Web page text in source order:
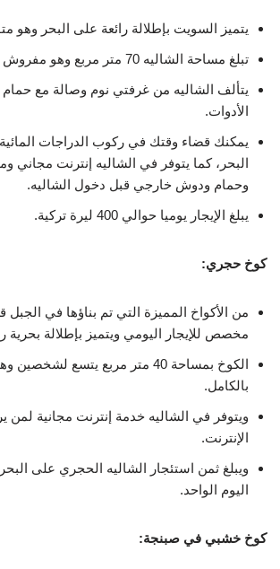
يتميز السويت بإطلالة رائعة على البحر وهو
تبلغ مساحة الشاليه 70 متر مربع وهو مفروش ومجهز تجهيزا كاملا.
يتألف الشاليه من غرفتي نوم وصالة مع
الأدوات.
يمكنك قضاء وقتك في ركوب الدراجات
البحر، كما يتوفر في الشاليه إنترنت مجاني
وحمام ودوش خارجي قبل دخول الشاليه.
يبلغ الإيجار يوميا حوالي 400 ليرة تركية.
كوخ حجري:
من الأكواخ المميزة التي تم بناؤها في
مخصص للإيجار اليومي ويتميز بإطلالة بحرية
الكوخ بمساحة 40 متر مربع يتسع
بالكامل.
ويتوفر في الشاليه خدمة إنترنت مجانية
الإنترنت.
اليوم الواحد.
كوخ خشبي في صبنجة: